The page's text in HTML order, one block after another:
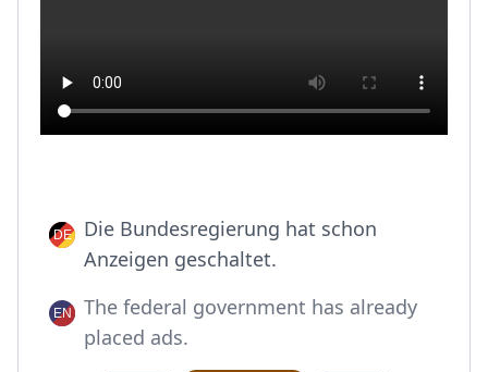
Die Bundesregierung hat schon
Anzeigen geschaltet.
The federal government has already
placed ads.